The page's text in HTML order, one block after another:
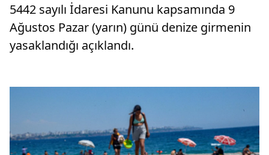
5442 sayılı İdaresi Kanunu kapsamında 9
Ağustos Pazar (yarın) günü denize girmenin
yasaklandığı açıklandı.